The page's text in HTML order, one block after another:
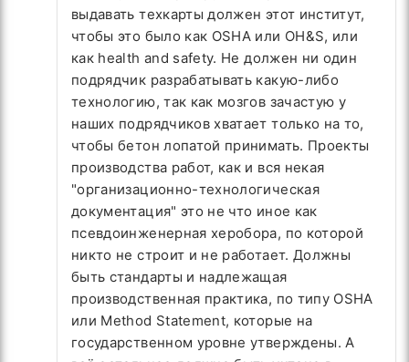
выдавать техкарты должен этот институт,
чтобы это было как OSHA или OH&S, или
как health and safety. Не должен ни один
подрядчик разрабатывать какую-либо
технологию, так как мозгов зачастую у
наших подрядчиков хватает только на то,
чтобы бетон лопатой принимать. Проекты
производства работ, как и вся некая
"организационно-технологическая
документация" это не что иное как
псевдоинженерная херобора, по которой
никто не строит и не работает. Должны
быть стандарты и надлежащая
производственная практика, по типу OSHA
или Method Statement, которые на
государственном уровне утверждены. А